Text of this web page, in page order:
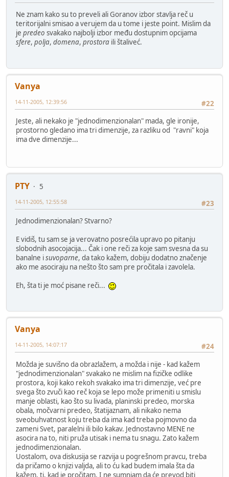
Ne znam kako su to preveli ali Goranov izbor stavlja reč u
teritorijalni smisao a verujem da u tome i jeste point. Mislim da
je predeo svakako najbolji izbor među dostupnim opcijama
sfere, polja, domena, prostora ili štaliveć.
Vanya
#22
14-11-2005, 12:39:56
Jeste, ali nekako je "jednodimenzionalan" mada, gle ironije,
prostorno gledano ima tri dimenzije, za razliku od "ravni" koja
ima dve dimenzije...
PTY
5
#23
14-11-2005, 12:55:58
Jednodimenzionalan? Stvarno?
E vidiš, tu sam se ja verovatno posrećila upravo po pitanju
slobodnih asocojacija... Čak i one reči za koje sam svesna da su
banalne isuvoparne, da tako kažem, dobiju dodatno značenje
ako me asociraju na nešto što sam pre pročitala i zavolela.
Eh, šta ti je moć pisane reči...
Vanya
#24
14-11-2005, 14:07:17
Možda je suvišno da obrazlažem, a možda i nije - kad kažem
"jednodimenzionalan" svakako ne mislim na fizičke odlike
prostora, koji kako rekoh svakako ima tri dimenzije, već pre
svega što zvuči kao reč koja se lepo može primeniti u smislu
manje oblasti, kao što su livada, planinski predeo, morska
obala, močvarni predeo, štatijaznam, ali nikako nema
sveobuhvatnost koju treba da ima kad treba pojmovno da
zameni Svet, paralelni ili bilo kakav. Jednostavno MENE ne
asocira na to, niti pruža utisak i nema tu snagu. Zato kažem
jednodimenzionalan.
Uostalom, ova diskusija se razvija u pogrešnom pravcu, treba
da pričamo o knjizi valjda, ali to ću kad budem imala šta da
kažem, tj. kad je pročitam. I ne sumnjam da će prevod biti